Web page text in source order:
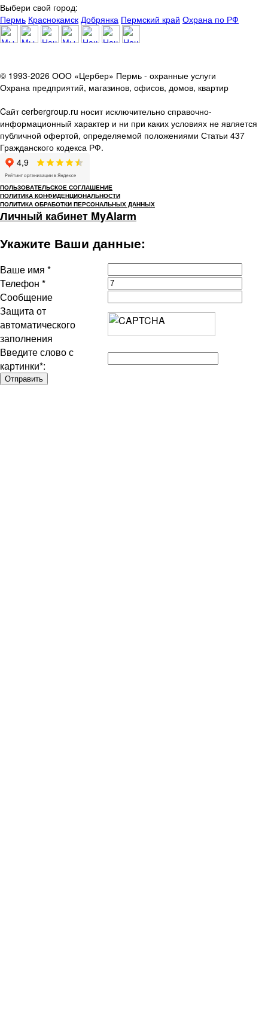
Выбери свой город:
Пермь Краснокамск Добрянка Пермский край Охрана по РФ
© 1993-2026 ООО «Цербер» Пермь - охранные услуги
Охрана предприятий, магазинов, офисов, домов, квартир
Cайт cerbergroup.ru носит исключительно справочно-
информационный характер и ни при каких условиях не является
публичной офертой, определяемой положениями Статьи 437
Гражданского кодекса РФ.
ПОЛЬЗОВАТЕЛЬСКОЕ СОГЛАШЕНИЕ
ПОЛИТИКА КОНФИДЕНЦИОНАЛЬНОСТИ
ПОЛИТИКА ОБРАБОТКИ ПЕРСОНАЛЬНЫХ ДАННЫХ
Личный кабинет MyAlarm
Укажите Ваши данные:
Ваше имя *
Телефон *
Сообщение
Защита от
автоматического
заполнения
Введите слово с
картинки*: